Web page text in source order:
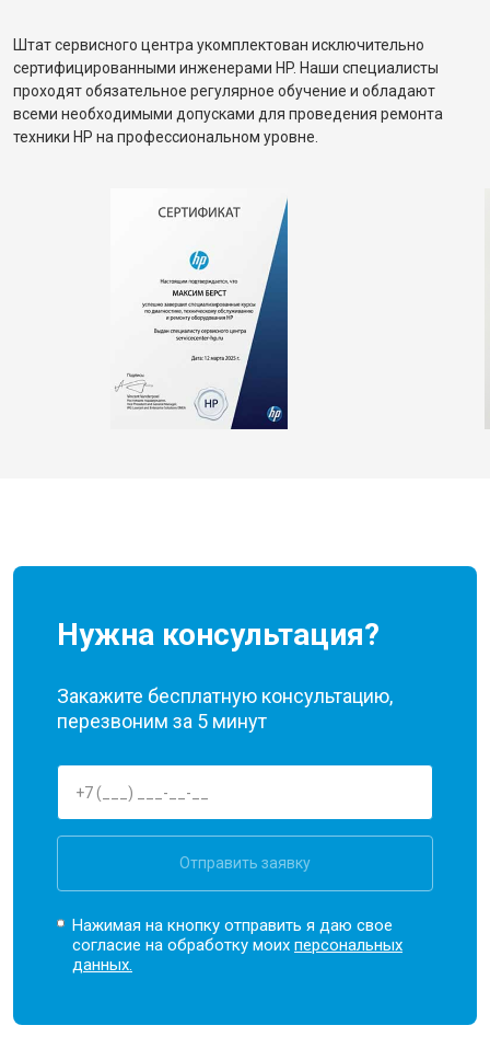
Штат сервисного центра укомплектован исключительно
сертифицированными инженерами HP. Наши специалисты
проходят обязательное регулярное обучение и обладают
всеми необходимыми допусками для проведения ремонта
техники HP на профессиональном уровне.
Нужна консультация?
Закажите бесплатную консультацию,
перезвоним за 5 минут
Отправить заявку
Нажимая на кнопку отправить я даю свое
согласие на обработку моихперсональных
данных.